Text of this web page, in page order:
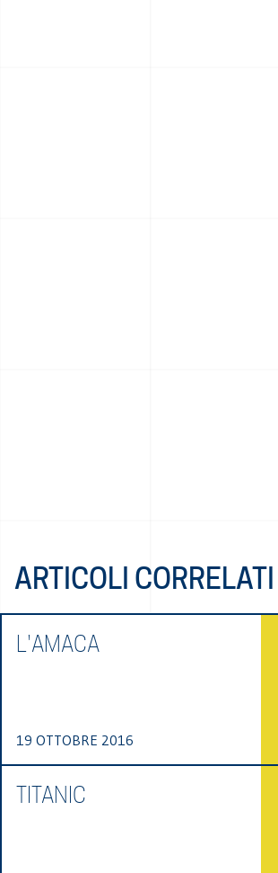
ARTICOLI CORRELATI
L'AMACA
19 OTTOBRE 2016
TITANIC